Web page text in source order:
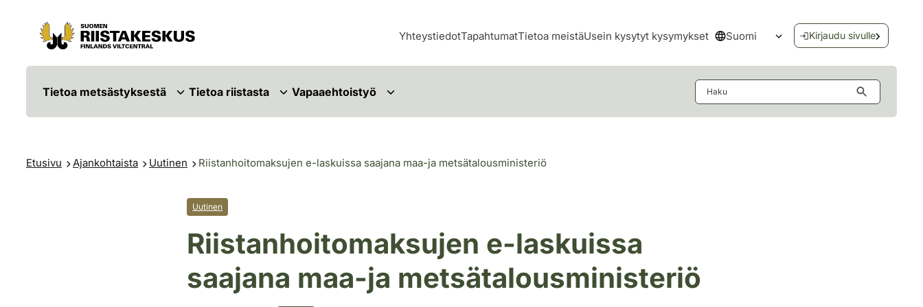
Siirry sisältöön
Siirry sivustokarttaan
YhteystiedotTapahtumatTietoa meistäUsein kysytyt kysymykset Suomi
Avaa kielivalikko
Kirjaudu sivulle
Tietoa metsästyksestä Tietoa riistasta Vapaaehtoistyö
Etusivu Ajankohtaista Uutinen Riistanhoitomaksujen e-laskuissa saajana maa-ja metsätalousministeriö
Uutinen
Riistanhoitomaksujen e-laskuissa
saajana maa-ja metsätalousministeriö